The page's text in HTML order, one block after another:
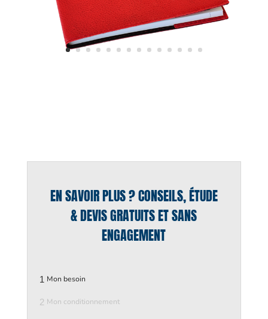
EN SAVOIR PLUS ? CONSEILS, ÉTUDE
& DEVIS GRATUITS ET SANS
ENGAGEMENT
1 Mon besoin
2 Mon conditionnement